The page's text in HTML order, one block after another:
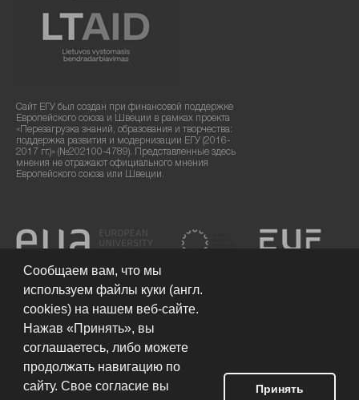
Сайт ЕГУ был создан при финансовой поддержке
Европейского союза и Швеции в рамках проекта
«Перезагрузка знаний, образования и творчества:
поддержка развития и модернизации ЕГУ (2016-
2017 гг.)» (№202100-4789). Представленные здесь
мнения не отражают официального мнения
Европейского союза или Швеции.
Сообщаем вам, что мы
используем файлы куки (англ.
cookies) на нашем веб-сайте.
Нажав «Принять», вы
соглашаетесь, либо можете
продолжать навигацию по
сайту. Свое согласие вы
Принять